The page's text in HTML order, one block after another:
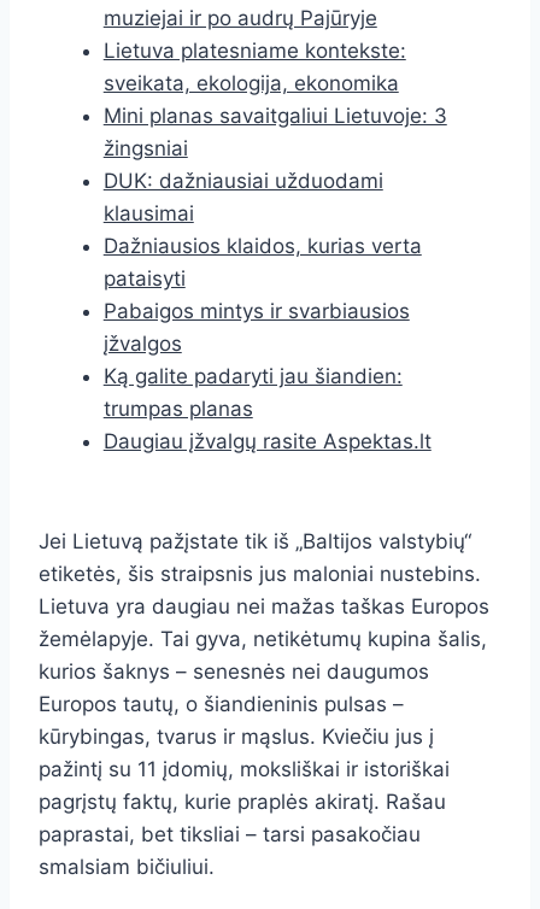
muziejai ir po audrų Pajūryje
Lietuva platesniame kontekste:
sveikata, ekologija, ekonomika
Mini planas savaitgaliui Lietuvoje: 3
žingsniai
DUK: dažniausiai užduodami
klausimai
Dažniausios klaidos, kurias verta
pataisyti
Pabaigos mintys ir svarbiausios
įžvalgos
Ką galite padaryti jau šiandien:
trumpas planas
Daugiau įžvalgų rasite Aspektas.lt
Jei Lietuvą pažįstate tik iš „Baltijos valstybių“
etiketės, šis straipsnis jus maloniai nustebins.
Lietuva yra daugiau nei mažas taškas Europos
žemėlapyje. Tai gyva, netikėtumų kupina šalis,
kurios šaknys – senesnės nei daugumos
Europos tautų, o šiandieninis pulsas –
kūrybingas, tvarus ir mąslus. Kviečiu jus į
pažintį su 11 įdomių, moksliškai ir istoriškai
pagrįstų faktų, kurie praplės akiratį. Rašau
paprastai, bet tiksliai – tarsi pasakočiau
smalsiam bičiuliui.